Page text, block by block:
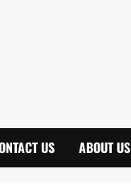
US ABOUT US